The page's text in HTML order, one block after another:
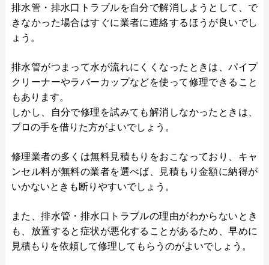
排水管・排水口トラブルを自分で解消しようとして、で
きなかった場合はすぐに業者に連絡するほうが良いでし
ょう。
排水管がつまって水が流れにくくなったときは、パイプ
クリーナーやラバーカップなどを使って修理できること
もあります。
しかし、自分で修理を試みても解消しなかったときは、
プロの手を借りた方がよいでしょう。
修理業者の多くは無料見積もりをおこなっており、キャ
ンセル料が無料の業者を選べば、見積もり金額に納得が
いかないときも断りやすいでしょう。
また、排水管・排水口トラブルの理由がわからないとき
も、放置すると症状が悪化することがあるため、早めに
見積もりを依頼して修理してもらうのがよいでしょう。